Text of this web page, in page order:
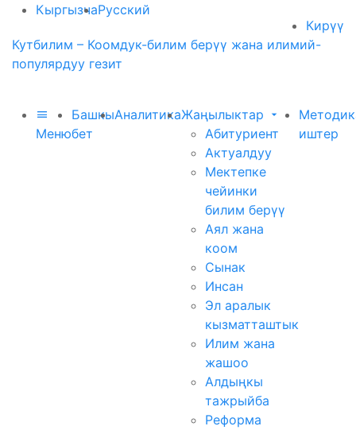
КыргызчаРусский
Кирүү
Кутбилим – Коомдук-билим берүү жана илимий-
популярдуу гезит
Меню
Башкы
бет
АналитикаЖаңылыктар
Абитуриент
Актуалдуу
Мектепке
чейинки
билим берүү
Аял жана
коом
Сынак
Инсан
Эл аралык
кызматташтык
Илим жана
жашоо
Алдыңкы
тажрыйба
Реформа
иштер